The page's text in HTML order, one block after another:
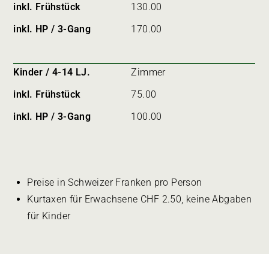
inkl. Frühstück
130.00
inkl. HP / 3-Gang
170.00
Kinder / 4-14 LJ.
Zimmer
inkl. Frühstück
75.00
inkl. HP / 3-Gang
100.00
Preise in Schweizer Franken pro Person
Kurtaxen für Erwachsene CHF 2.50, keine Abgaben
für Kinder